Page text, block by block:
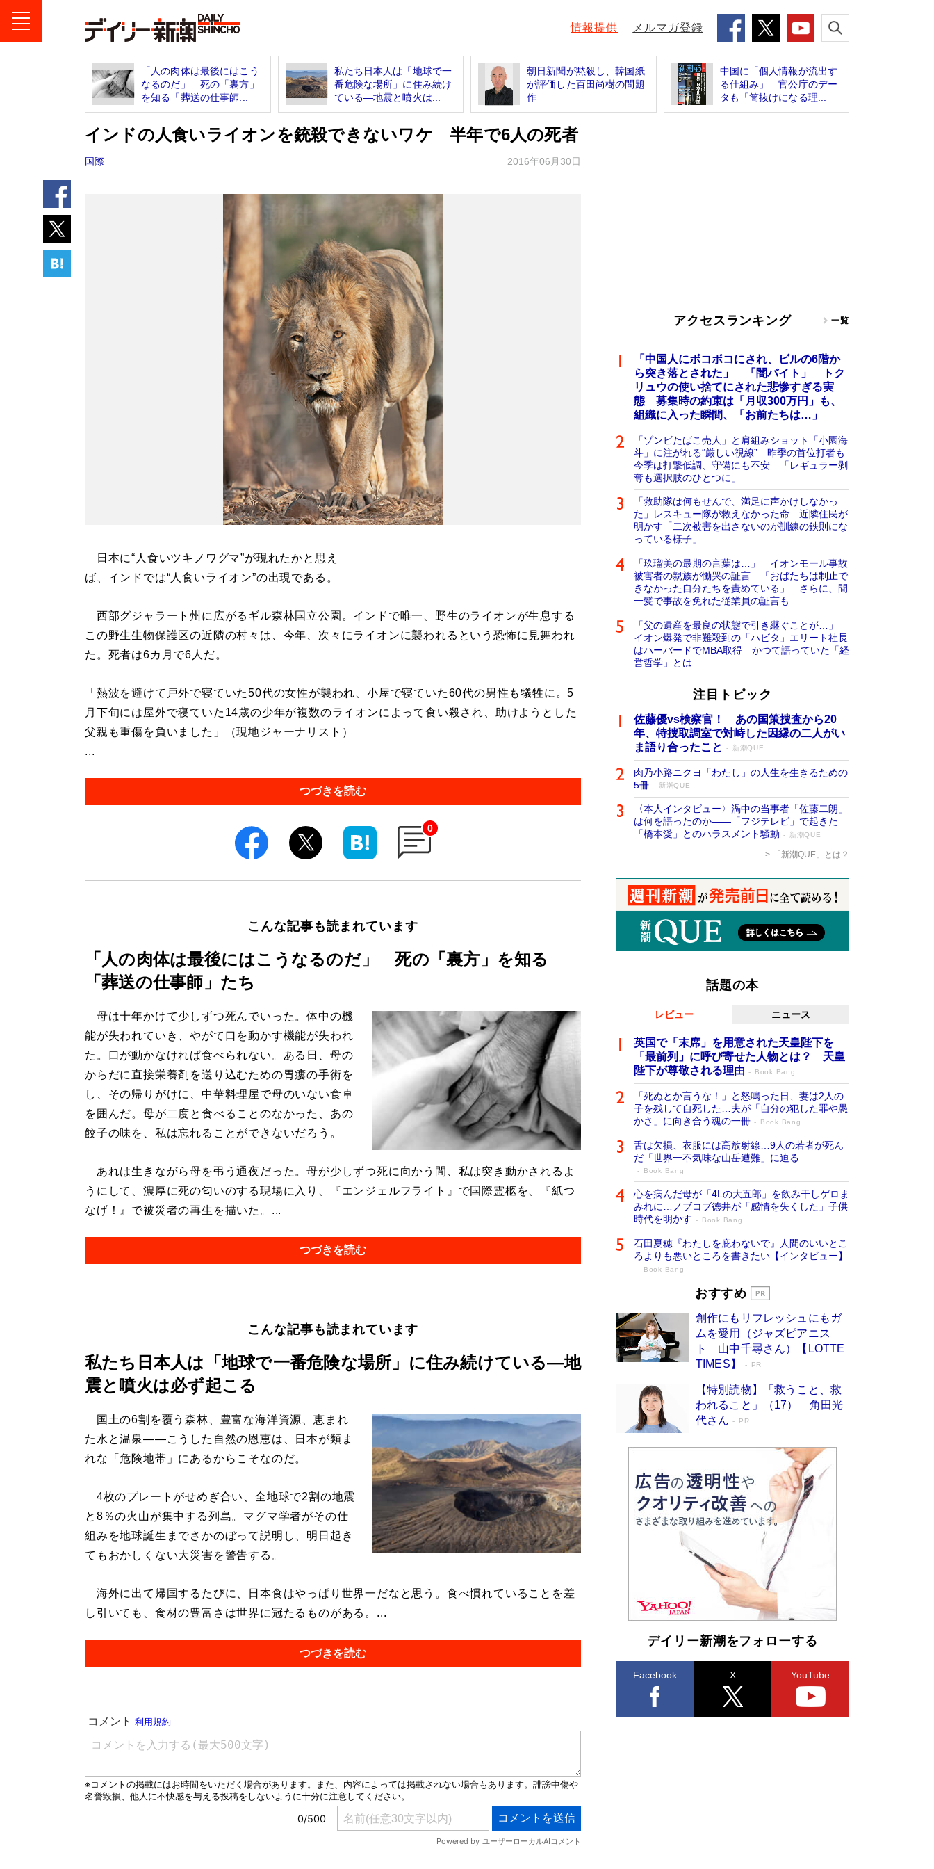
情報提供 メルマガ登録
「人の肉体は最後にはこう
なるのだ」 死の「裏方」
を知る「葬送の仕事師...
私たち日本人は「地球で一
番危険な場所」に住み続け
ている―地震と噴火は...
朝日新聞が黙殺し、韓国紙
が評価した百田尚樹の問題
作
中国に「個人情報が流出す
る仕組み」 官公庁のデー
タも「筒抜けになる理...
インドの人食いライオンを銃殺できないワケ 半年で6人の死者
国際 2016年06月30日
日本に“人食いツキノワグマ”が現れたかと思え
ば、インドでは“人食いライオン”の出現である。
西部グジャラート州に広がるギル森林国立公園。インドで唯一、野生のライオンが生息する
この野生生物保護区の近隣の村々は、今年、次々にライオンに襲われるという恐怖に見舞われ
た。死者は6カ月で6人だ。
「熱波を避けて戸外で寝ていた50代の女性が襲われ、小屋で寝ていた60代の男性も犠牲に。5
月下旬には屋外で寝ていた14歳の少年が複数のライオンによって食い殺され、助けようとした
父親も重傷を負いました」（現地ジャーナリスト）
...
つづきを読む
0
こんな記事も読まれています
「人の肉体は最後にはこうなるのだ」 死の「裏方」を知る
「葬送の仕事師」たち
母は十年かけて少しずつ死んでいった。体中の機
能が失われていき、やがて口を動かす機能が失われ
た。口が動かなければ食べられない。ある日、母の
からだに直接栄養剤を送り込むための胃瘻の手術を
し、その帰りがけに、中華料理屋で母のいない食卓
を囲んだ。母が二度と食べることのなかった、あの
餃子の味を、私は忘れることができないだろう。
あれは生きながら母を弔う通夜だった。母が少しずつ死に向かう間、私は突き動かされるよ
うにして、濃厚に死の匂いのする現場に入り、『エンジェルフライト』で国際霊柩を、『紙つ
なげ！』で被災者の再生を描いた。...
つづきを読む
こんな記事も読まれています
私たち日本人は「地球で一番危険な場所」に住み続けている―地
震と噴火は必ず起こる
国土の6割を覆う森林、豊富な海洋資源、恵まれ
た水と温泉――こうした自然の恩恵は、日本が類ま
れな「危険地帯」にあるからこそなのだ。
4枚のプレートがせめぎ合い、全地球で2割の地震
と8％の火山が集中する列島。マグマ学者がその仕
組みを地球誕生までさかのぼって説明し、明日起き
てもおかしくない大災害を警告する。
海外に出て帰国するたびに、日本食はやっぱり世界一だなと思う。食べ慣れていることを差
し引いても、食材の豊富さは世界に冠たるものがある。...
つづきを読む
アクセスランキング 一覧
「中国人にボコボコにされ、ビルの6階か
ら突き落とされた」 「闇バイト」 トク
リュウの使い捨てにされた悲惨すぎる実
態 募集時の約束は「月収300万円」も、
組織に入った瞬間、「お前たちは…」
「ゾンビたばこ売人」と肩組みショット「小園海
斗」に注がれる“厳しい視線” 昨季の首位打者も
今季は打撃低調、守備にも不安 「レギュラー剥
奪も選択肢のひとつに」
「救助隊は何もせんで、満足に声かけしなかっ
た」レスキュー隊が救えなかった命 近隣住民が
明かす「二次被害を出さないのが訓練の鉄則にな
っている様子」
「玖瑠美の最期の言葉は…」 イオンモール事故
被害者の親族が慟哭の証言 「おばたちは制止で
きなかった自分たちを責めている」 さらに、間
一髪で事故を免れた従業員の証言も
「父の遺産を最良の状態で引き継ぐことが…」
イオン爆発で非難殺到の「ハビタ」エリート社長
はハーバードでMBA取得 かつて語っていた「経
営哲学」とは
注目トピック
佐藤優vs検察官！ あの国策捜査から20
年、特捜取調室で対峙した因縁の二人がい
ま語り合ったこと
新潮QUE
肉乃小路ニクヨ「わたし」の人生を生きるための
5冊
新潮QUE
〈本人インタビュー〉渦中の当事者「佐藤二朗」
は何を語ったのか――「フジテレビ」で起きた
「橋本愛」とのハラスメント騒動
新潮QUE
「新潮QUE」とは？
話題の本
レビュー ニュース
英国で「末席」を用意された天皇陛下を
「最前列」に呼び寄せた人物とは？ 天皇
陛下が尊敬される理由
Book Bang
「死ぬとか言うな！」と怒鳴った日、妻は2人の
子を残して自死した…夫が「自分の犯した罪や愚
かさ」に向き合う魂の一冊
Book Bang
舌は欠損、衣服には高放射線…9人の若者が死ん
だ「世界一不気味な山岳遭難」に迫る
Book Bang
心を病んだ母が「4Lの大五郎」を飲み干しゲロま
みれに…ノブコブ徳井が「感情を失くした」子供
時代を明かす
Book Bang
石田夏穂『わたしを庇わないで』人間のいいとこ
ろよりも悪いところを書きたい【インタビュー】
Book Bang
73歳でも働くしかない 「老後レス時代」
「なんで？ そんな馬鹿な……」90歳になった作
家・阿刀田高さんが、ひとり暮らしの生活を明か
す
Book Bang
グに『容疑者Xの献身』『白夜行』など代表作が
並ぶ［文庫ベストセラー］
Book Bang
和田秀樹の70代、80代向け新書がベスト3を独
「『火垂るの墓』は、大嘘である」原作者が抱き
続けた“自責の念”とは…「自己憐憫は描きたくな
い」監督が徹底的にこだわったこと（後編） #
戦争の記憶
Book Bang
おすすめ
創作にもリフレッシュにもガ
ムを愛用（ジャズピアニス
ト 山中千尋さん）【LOTTE
TIMES】
PR
【特別読物】「救うこと、救
われること」（17） 角田光
代さん
PR
デイリー新潮をフォローする
Facebook X YouTube